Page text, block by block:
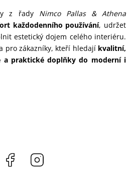
z řady Nimco Pallas & Athena
každodenního používání, udržet
estetický dojem celého interiéru.
pro zákazníky, kteří hledají kvalitní,
a praktické doplňky do moderní i
Facebook